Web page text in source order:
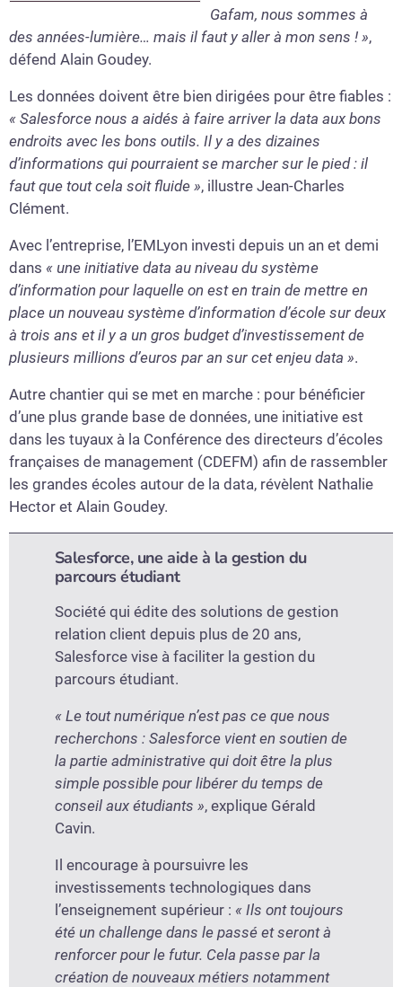
Gafam, nous sommes à
des années-lumière… mais il faut y aller à mon sens ! »,
défend Alain Goudey.
Les données doivent être bien dirigées pour être fiables :
« Salesforce nous a aidés à faire arriver la data aux bons
endroits avec les bons outils. Il y a des dizaines
d’informations qui pourraient se marcher sur le pied : il
faut que tout cela soit fluide », illustre Jean-Charles
Clément.
Avec l’entreprise, l’EMLyon investi depuis un an et demi
dans « une initiative data au niveau du système
d’information pour laquelle on est en train de mettre en
place un nouveau système d’information d’école sur deux
à trois ans et il y a un gros budget d’investissement de
plusieurs millions d’euros par an sur cet enjeu data ».
Autre chantier qui se met en marche : pour bénéficier
d’une plus grande base de données, une initiative est
dans les tuyaux à la Conférence des directeurs d’écoles
françaises de management (CDEFM) afin de rassembler
les grandes écoles autour de la data, révèlent Nathalie
Hector et Alain Goudey.
Salesforce, une aide à la gestion du
parcours étudiant
Société qui édite des solutions de gestion
relation client depuis plus de 20 ans,
Salesforce vise à faciliter la gestion du
parcours étudiant.
« Le tout numérique n’est pas ce que nous
recherchons : Salesforce vient en soutien de
la partie administrative qui doit être la plus
simple possible pour libérer du temps de
conseil aux étudiants », explique Gérald
Cavin.
Il encourage à poursuivre les
investissements technologiques dans
l’enseignement supérieur : « Ils ont toujours
été un challenge dans le passé et seront à
renforcer pour le futur. Cela passe par la
création de nouveaux métiers notamment